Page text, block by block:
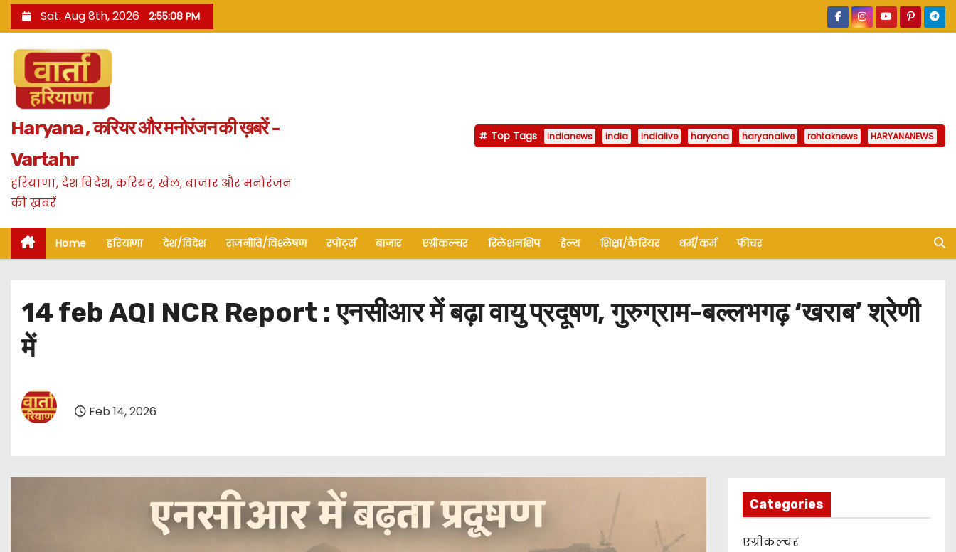
k
n
Sat. Aug 8th, 2026 2:55:09 PM
Haryana , करियर और मनोरंजन की ख़बरें -
Vartahr
हरियाणा, देश विदेश, करियर, खेल, बाजार और मनोरंजन
की ख़बरें
Top Tags indianews india indialive haryana haryanalive rohtaknews HARYANANEWS
Home हरियाणा देश/विदेश राजनीति/विश्लेषण स्पोर्ट्स बाजार एग्रीकल्चर रिलेशनशिप हेल्थ शिक्षा/कैरियर धर्म/कर्म फीचर
14 feb AQI NCR Report : एनसीआर में बढ़ा वायु प्रदूषण, गुरुग्राम-बल्लभगढ़ ‘खराब’ श्रेणी
में
Feb 14, 2026
Categories
एग्रीकल्चर